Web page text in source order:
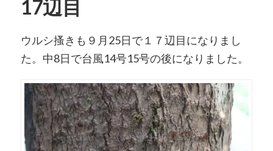
17辺目
ウルシ搔きも９月25日で１７辺目になりまし
た。中8日で台風14号15号の後になりました。